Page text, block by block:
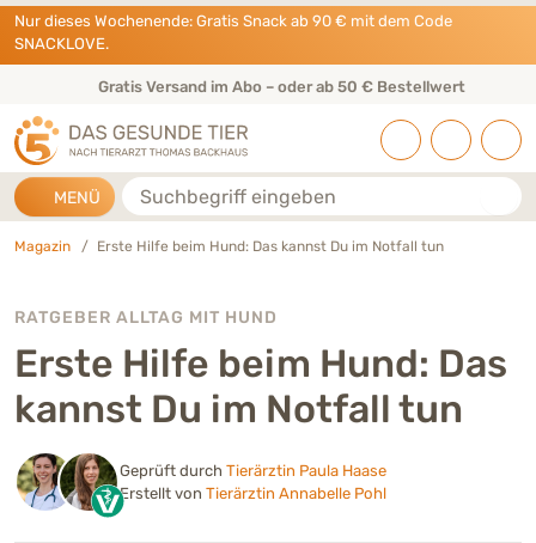
Direkt zu:
INHALT
HAUPTMENÜ
FOOTER
Nur dieses Wochenende: Gratis Snack ab 90 € mit dem Code
SNACKLOVE.
Gratis Versand im Abo – oder ab 50 € Bestellwert
MENÜ Suche
Magazin Erste Hilfe beim Hund: Das kannst Du im Notfall tun
RATGEBER ALLTAG MIT HUND
Erste Hilfe beim Hund: Das
kannst Du im Notfall tun
Geprüft durch Tierärztin Paula Haase
Erstellt von Tierärztin Annabelle Pohl